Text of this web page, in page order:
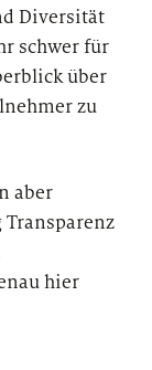
Diversität
schwer für
über
zu
aber
hier